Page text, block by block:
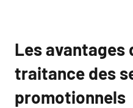
Les avantages
traitance des
promotionnels